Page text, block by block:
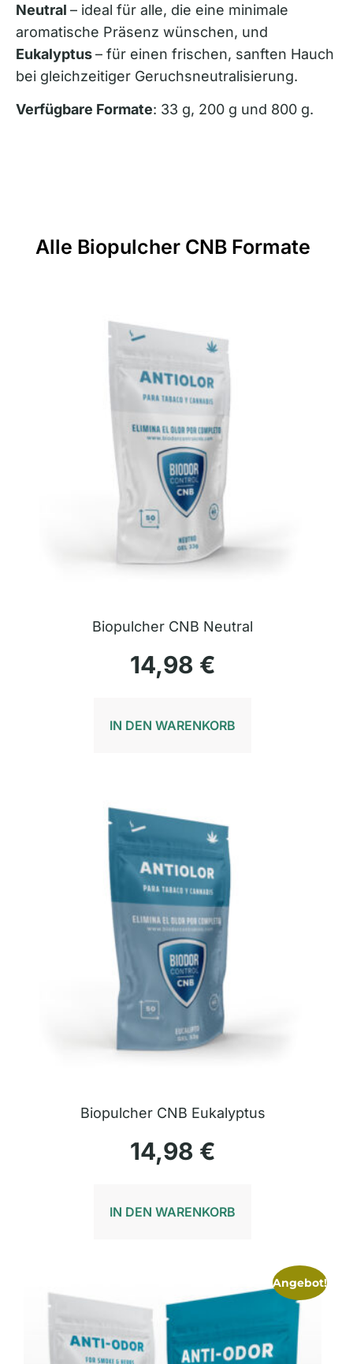
Neutral – ideal für alle, die eine minimale
aromatische Präsenz wünschen, und
Eukalyptus– für einen frischen, sanften Hauch
bei gleichzeitiger Geruchsneutralisierung.
Verfügbare Formate: 33 g, 200 g und 800 g.
Alle Biopulcher CNB Formate
Biopulcher CNB Neutral
14,98 €
IN DEN WARENKORB
Biopulcher CNB Eukalyptus
14,98 €
IN DEN WARENKORB
Angebot!